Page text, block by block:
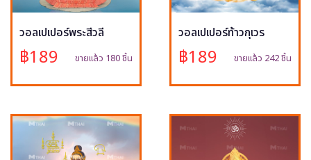
วอลเปเปอร์พระสีวลี
฿189 ขายแล้ว 180 ชิ้น
วอลเปเปอร์ท้าวกุเวร
฿189 ขายแล้ว 242 ชิ้น